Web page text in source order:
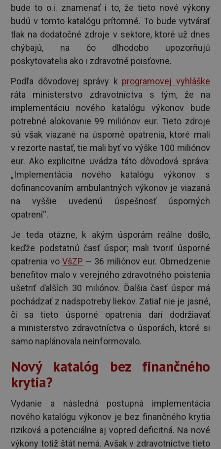
bude to o.i. znamenať i to, že tieto nové výkony
budú v tomto katalógu prítomné. To bude vytvárať
tlak na dodatočné zdroje v sektore, ktoré už dnes
chýbajú, na čo dlhodobo upozorňujú
poskytovatelia ako i zdravotné poisťovne.
Podľa dôvodovej správy k programovej vyhláške
ráta ministerstvo zdravotníctva s tým, že na
implementáciu nového katalógu výkonov bude
potrebné alokovanie 99 miliónov eur. Tieto zdroje
sú však viazané na úsporné opatrenia, ktoré mali
v rezorte nastať, tie mali byť vo výške 100 miliónov
eur. Ako explicitne uvádza táto dôvodová správa:
„Implementácia nového katalógu výkonov s
dofinancovaním ambulantných výkonov je viazaná
na vyššie uvedenú úspešnosť úsporných
opatrení“.
Je teda otázne, k akým úsporám reálne došlo,
keďže podstatnú časť úspor; mali tvoriť úsporné
opatrenia voVšZP – 36 miliónov eur. Obmedzenie
benefitov malo v verejného zdravotného poistenia
ušetriť ďalších 30 miliónov. Ďalšia časť úspor má
pochádzať z nadspotreby liekov. Zatiaľ nie je jasné,
či sa tieto úsporné opatrenia darí dodržiavať
a ministerstvo zdravotníctva o úsporách, ktoré si
samo naplánovala neinformovalo.
Nový katalóg bez finančného
krytia?
Vydanie a následná postupná implementácia
nového katalógu výkonov je bez finančného krytia
riziková a potenciálne aj vopred deficitná. Na nové
výkony totiž štát nemá. Avšak v zdravotníctve tieto